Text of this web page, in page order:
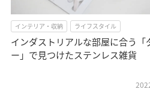
インテリア・収納 ライフスタイル
インダストリアルな部屋に合う「
ー」で見つけたステンレス雑貨